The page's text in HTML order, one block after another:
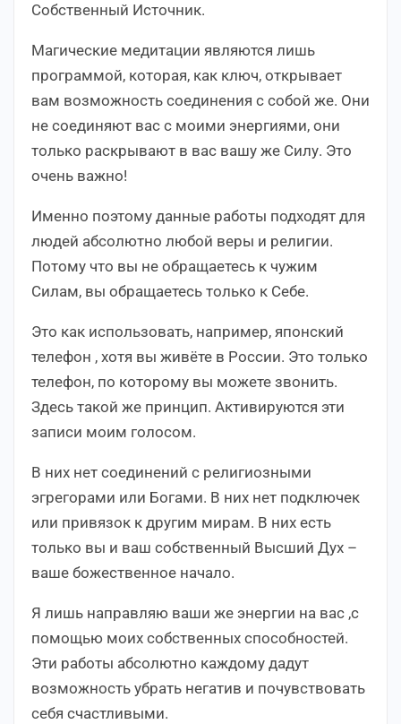
Собственный Источник.
Магические медитации являются лишь
программой, которая, как ключ, открывает
вам возможность соединения с собой же. Они
не соединяют вас с моими энергиями, они
только раскрывают в вас вашу же Силу. Это
очень важно!
Именно поэтому данные работы подходят для
людей абсолютно любой веры и религии.
Потому что вы не обращаетесь к чужим
Силам, вы обращаетесь только к Себе.
Это как использовать, например, японский
телефон , хотя вы живёте в России. Это только
телефон, по которому вы можете звонить.
Здесь такой же принцип. Активируются эти
записи моим голосом.
В них нет соединений с религиозными
эгрегорами или Богами. В них нет подключек
или привязок к другим мирам. В них есть
только вы и ваш собственный Высший Дух –
ваше божественное начало.
Я лишь направляю ваши же энергии на вас ,с
помощью моих собственных способностей.
Эти работы абсолютно каждому дадут
возможность убрать негатив и почувствовать
себя счастливыми.